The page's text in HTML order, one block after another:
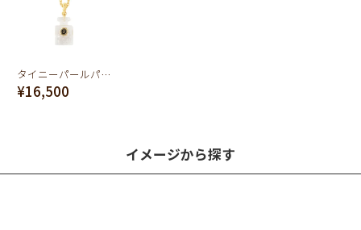
タイニーパールパフュームボトル ネックレス
¥16,500
イメージから探す